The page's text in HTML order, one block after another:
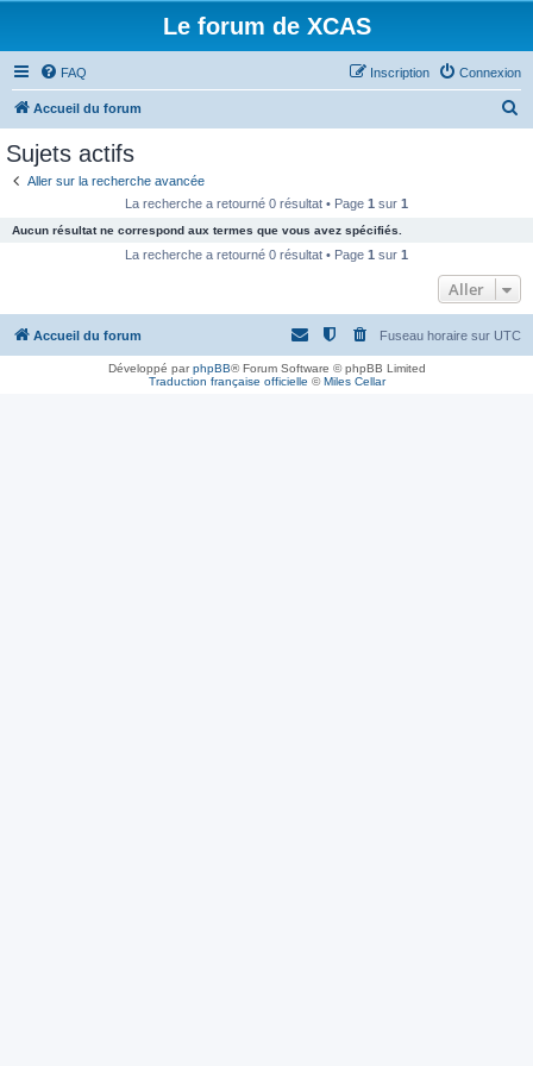
Le forum de XCAS
FAQ Connexion
Inscription
Accueil du forum
c
e
Sujets actifs
Aller sur la recherche avancée
La recherche a retourné 0 résultat • Page 1 sur 1
Aucun résultat ne correspond aux termes que vous avez spécifiés.
La recherche a retourné 0 résultat • Page 1 sur 1
Aller
Accueil du forum Fuseau horaire sur UTC
Développé parphpBB® Forum Software © phpBB Limited
Traduction française officielle ©Miles Cellar